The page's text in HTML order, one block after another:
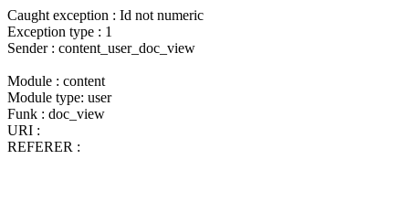
Caught exception : Id not numeric
Exception type : 1
Sender : content_user_doc_view
Module : content
Module type: user
Funk : doc_view
URI :
REFERER :